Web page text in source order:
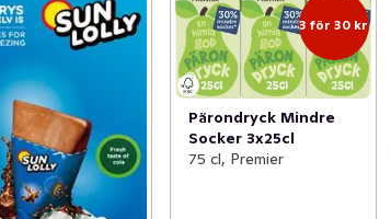
3 för 30 kr
Pärondryck Mindre
Socker 3x25cl
75 cl, Premier